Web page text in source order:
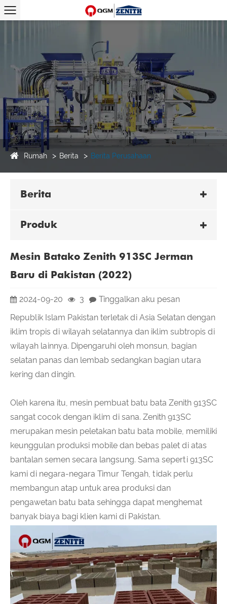
Rumah Berita Berita Perusahaan
Berita
Produk
Mesin Batako Zenith 913SC Jerman
Baru di Pakistan (2022)
2024-09-20 3
Tinggalkan aku pesan
Republik Islam Pakistan terletak di Asia Selatan dengan
iklim tropis di wilayah selatannya dan iklim subtropis di
wilayah lainnya. Dipengaruhi oleh monsun, bagian
selatan panas dan lembab sedangkan bagian utara
kering dan dingin.
Oleh karena itu, mesin pembuat batu bata Zenith 913SC
sangat cocok dengan iklim di sana. Zenith 913SC
merupakan mesin peletakan batu bata mobile, memiliki
keunggulan produksi mobile dan bebas palet di atas
bantalan semen secara langsung. Sama seperti 913SC
kami di negara-negara Timur Tengah, tidak perlu
membangun atap untuk area produksi dan
pengawetan batu bata sehingga dapat menghemat
banyak biaya bagi klien kami di Pakistan.